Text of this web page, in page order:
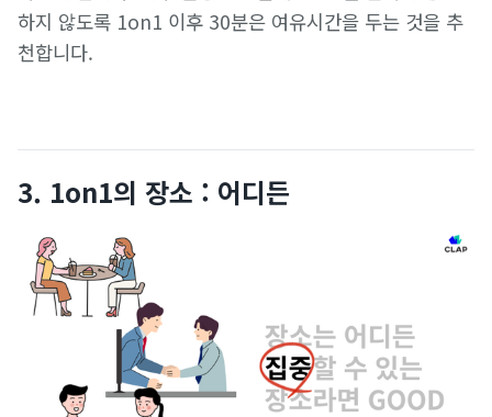
하지 않도록 1on1 이후 30분은 여유시간을 두는 것을 추
천합니다.
3. 1on1의 장소 : 어디든